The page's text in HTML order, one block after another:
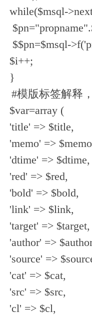
while($msql-
$$pn=$msql-
$i++;
}
#模版标签解释
$var=array (
'title' => $title,
'memo' =>
'dtime' => $dtime,
'red' => $red,
'bold' => $bold,
'link' => $link,
'target' => $target,
'author' =>
'source' =>
'cat' => $cat,
'src' => $src,
'cl' => $cl,